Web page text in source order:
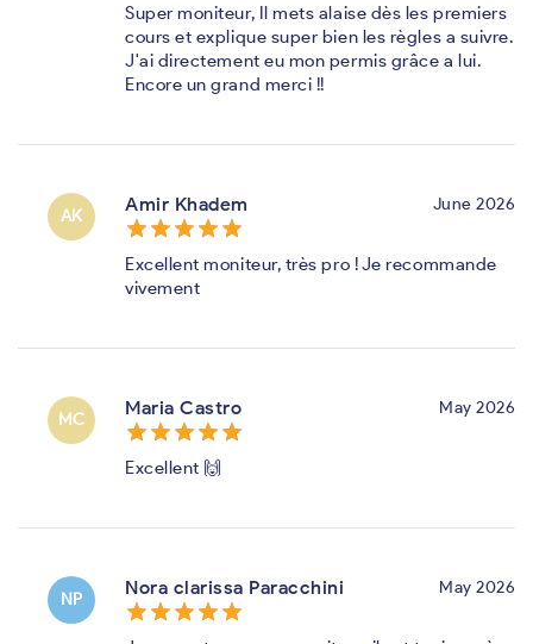
Super moniteur, Il mets alaise dès les premiers
cours et explique super bien les règles a suivre.
J'ai directement eu mon permis grâce a lui.
Encore un grand merci !!
AK
Amir Khadem
star_border
star star_border
star star_border
star star_border
star star_border
star
June 2026
Excellent moniteur, très pro ! Je recommande
vivement
MC
Maria Castro
star_border
star star_border
star star_border
star star_border
star star_border
star
May 2026
Excellent 🙌
NP
Nora clarissa Paracchini
star_border
star star_border
star star_border
star star_border
star star_border
star
May 2026